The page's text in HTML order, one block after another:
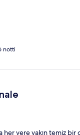
notti
her yere yakın temiz